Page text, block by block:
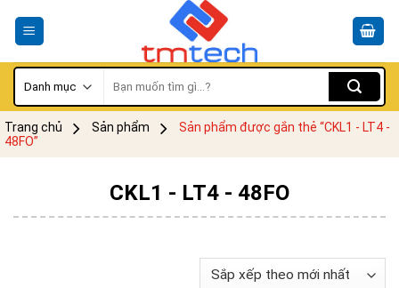
kiếm:
Trang chủ Sản phẩm
Sản phẩm được gắn thẻ “CKL1 - LT4 -
48FO”
CKL1 - LT4 - 48FO